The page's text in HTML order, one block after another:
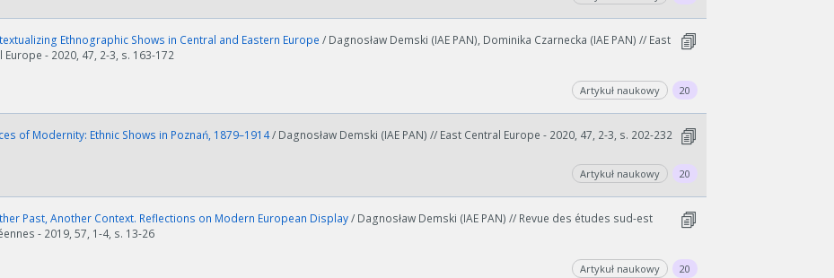
Ethnographic Shows in Central and Eastern Europe / Dagnosław Demski (IAE PAN), Dominika Czarnecka (IAE PAN) // East
Europe - 2020, 47, 2-3, s. 163-172
Artykuł naukowy 20
of Modernity: Ethnic Shows in Poznań, 1879–1914/ Dagnosław Demski (IAE PAN) // East Central Europe - 2020, 47, 2-3, s. 202-232
Artykuł naukowy 20
Past, Another Context. Reflections on Modern European Display/ Dagnosław Demski (IAE PAN) // Revue des études sud-est
- 2019, 57, 1-4, s. 13-26
Artykuł naukowy 20